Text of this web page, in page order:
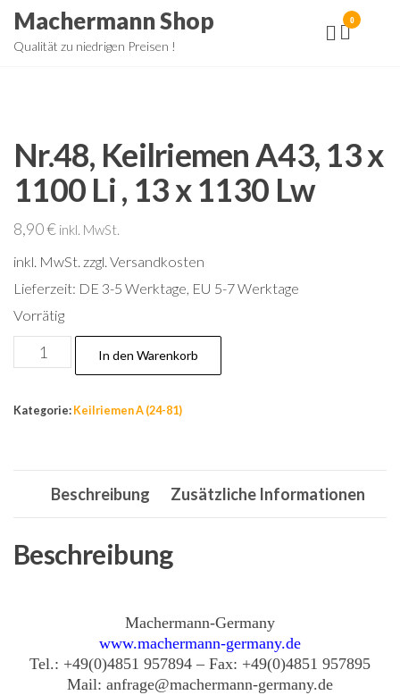
ZumMachermann Shop
Qualität zu niedrigen Preisen !
0
Nr.48, Keilriemen A43, 13 x
1100 Li , 13 x 1130 Lw
8,90€ inkl. MwSt.
inkl. MwSt. zzgl. Versandkosten
Lieferzeit: DE 3-5 Werktage, EU 5-7 Werktage
Vorrätig
Nr.48,
Keilriemen
13
In den Warenkorb
Kategorie: Keilriemen A (24-81)
Beschreibung Zusätzliche Informationen
Beschreibung
Machermann-Germany
www.machermann-germany.de
Tel.: +49(0)4851 957894 – Fax: +49(0)4851 957895
Mail: anfrage@machermann-germany.de